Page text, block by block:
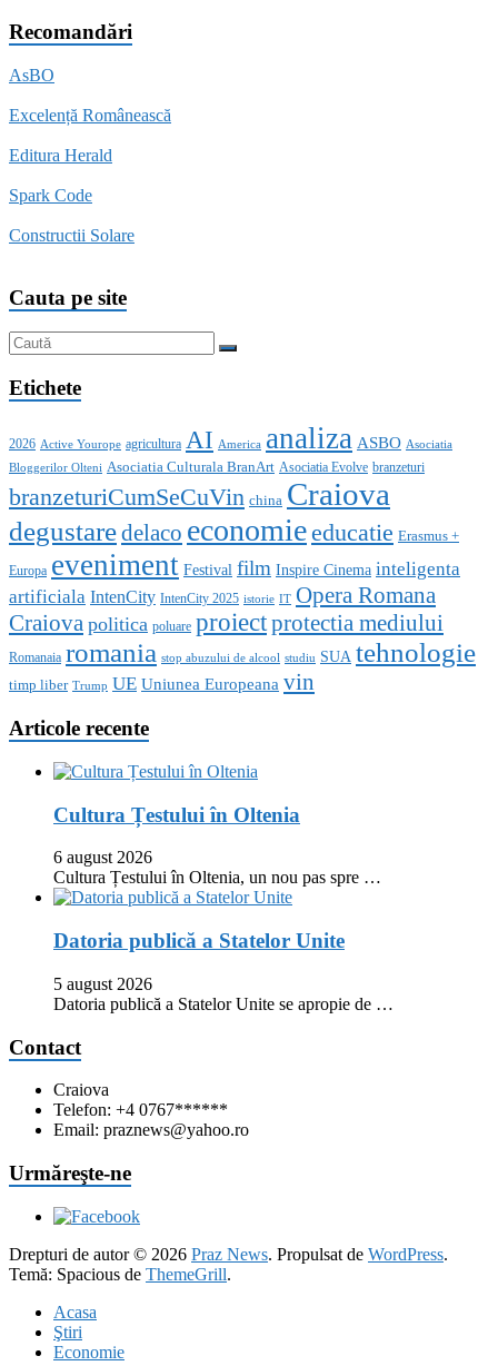
Recomandări
AsBO
Excelență Românească
Editura Herald
Spark Code
Constructii Solare
Cauta pe site
Etichete
2026 Active Yourope agricultura AI America analiza ASBO Asociatia
Bloggerilor Olteni Asociatia Culturala BranArt Asociatia Evolve branzeturi
branzeturiCumSeCuVin china Craiova
degustaredelaco economieeducatie Erasmus +
Europa eveniment Festival film Inspire Cinema inteligenta
artificiala IntenCity IntenCity 2025 istorie IT Opera Romana
Craiova politica poluare proiectprotectia mediului
Romanaia romania stop abuzului de alcool studiu SUA tehnologie
timp liber Trump UE Uniunea Europeana vin
Articole recente
Cultura Țestului în Oltenia
6 august 2026
Cultura Țestului în Oltenia, un nou pas spre …
Datoria publică a Statelor Unite
5 august 2026
Datoria publică a Statelor Unite se apropie de …
Contact
Craiova
Telefon: +4 0767******
Email: praznews@yahoo.ro
Urmăreşte-ne
Drepturi de autor © 2026 Praz News. Propulsat de WordPress.
Temă: Spacious de ThemeGrill.
Acasa
Ştiri
Economie